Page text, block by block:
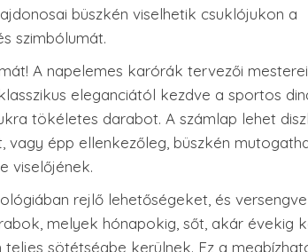
büszkén viselhetik csuklójukon a
szimbólumát.
A napelemes karórák tervezői
eleganciától kezdve a sportos
tökéletes darabot. A számlap lehet
épp ellenkezőleg, büszkén
viselőjének.
rejlő lehetőségeket, és
melyek hónapokig, sőt, akár évekig
sötétségbe kerülnek. Ez a